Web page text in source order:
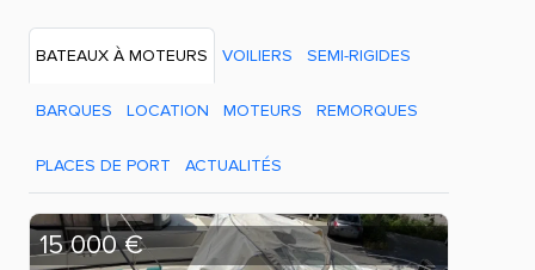
BATEAUX À MOTEURS VOILIERS SEMI-RIGIDES
BARQUES LOCATION MOTEURS REMORQUES
PLACES DE PORT ACTUALITÉS
15 000 €